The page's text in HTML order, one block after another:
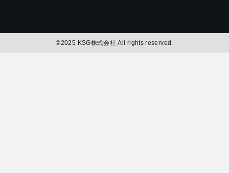
©2025 KSG株式会社 All rights reserved.